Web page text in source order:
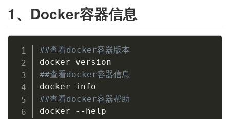
1、Docker容器信息
##查看docker容器版本
##查看docker容器信息
##查看docker容器帮助
docker --help